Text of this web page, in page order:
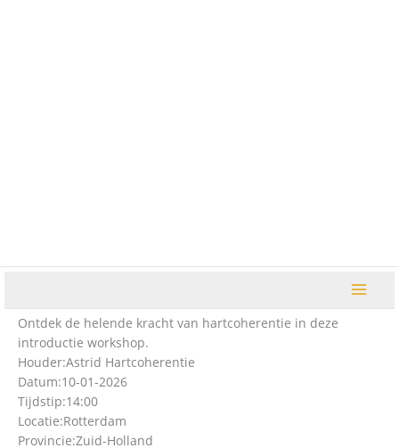
Ontdek de helende kracht van hartcoherentie in deze
introductie workshop.
Houder:Astrid Hartcoherentie
Datum:10-01-2026
Tijdstip:14:00
Locatie:Rotterdam
Provincie:Zuid-Holland